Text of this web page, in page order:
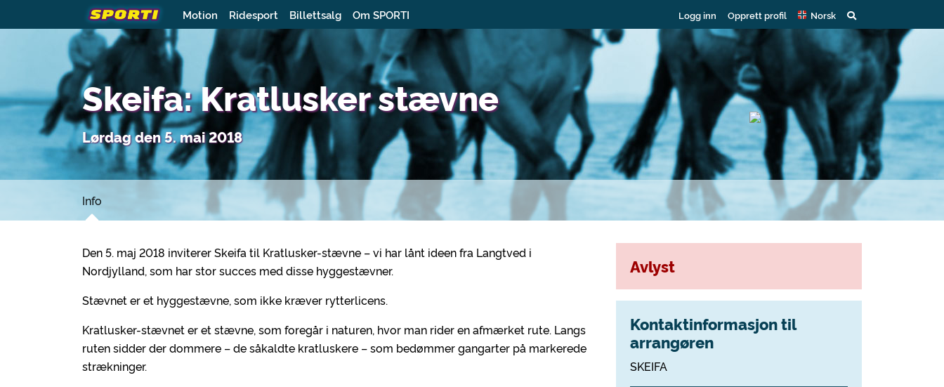
Motion Ridesport Billettsalg Om SPORTI Logg inn Opprett profil Norsk
Skeifa: Kratlusker stævne
Lørdag den 5. mai 2018
Info
Den 5. maj 2018 inviterer Skeifa til Kratlusker-stævne – vi har lånt ideen fra Langtved i
Nordjylland, som har stor succes med disse hyggestævner.
Stævnet er et hyggestævne, som ikke kræver rytterlicens.
Kratlusker-stævnet er et stævne, som foregår i naturen, hvor man rider en afmærket rute. Langs
ruten sidder der dommere – de såkaldte kratluskere – som bedømmer gangarter på markerede
strækninger.
Avlyst
Kontaktinformasjon til
arrangøren
SKEIFA